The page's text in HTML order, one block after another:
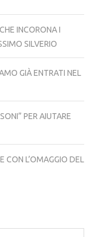
INCORONA I
SILVERIO
GIÀ ENTRATI NEL
PER AIUTARE
CON L’OMAGGIO DEL